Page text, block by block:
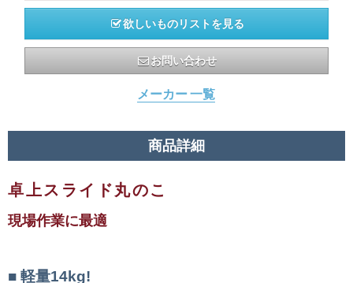
欲しいものリストを見る
お問い合わせ
メーカー 一覧
商品詳細
卓上スライド丸のこ
現場作業に最適
軽量14kg!